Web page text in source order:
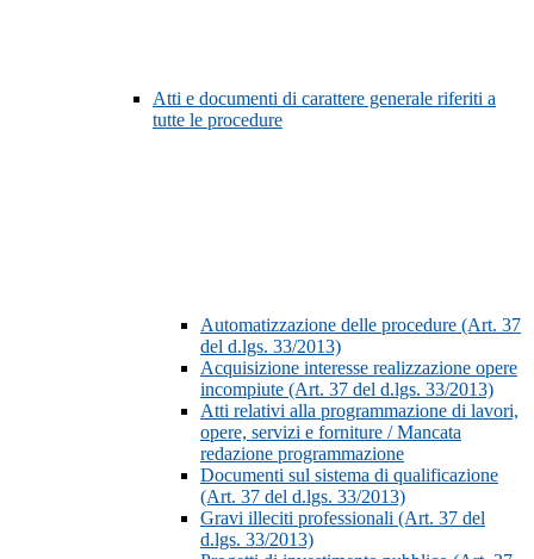
Atti e documenti di carattere generale riferiti a
tutte le procedure
Automatizzazione delle procedure (Art. 37
del d.lgs. 33/2013)
Acquisizione interesse realizzazione opere
incompiute (Art. 37 del d.lgs. 33/2013)
Atti relativi alla programmazione di lavori,
opere, servizi e forniture / Mancata
redazione programmazione
Documenti sul sistema di qualificazione
(Art. 37 del d.lgs. 33/2013)
Gravi illeciti professionali (Art. 37 del
d.lgs. 33/2013)